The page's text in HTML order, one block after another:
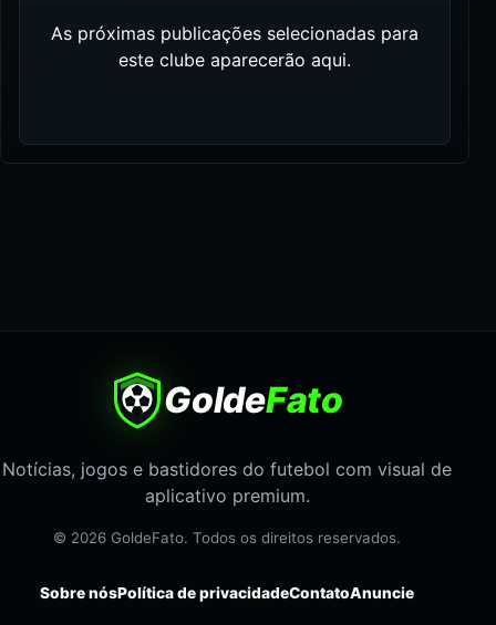
As próximas publicações selecionadas para
este clube aparecerão aqui.
GoldeFato
Notícias, jogos e bastidores do futebol com visual de
aplicativo premium.
© 2026 GoldeFato. Todos os direitos reservados.
Sobre nósPolítica de privacidadeContatoAnuncie